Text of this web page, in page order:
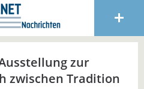
zur
zwischen Tradition